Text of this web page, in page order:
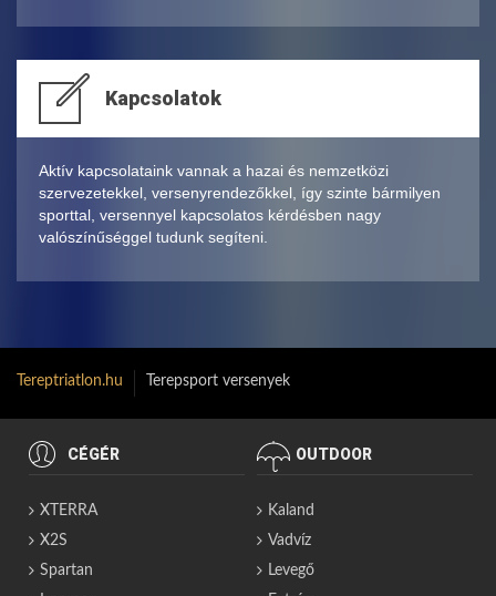
Kapcsolatok
Aktív kapcsolataink vannak a hazai és nemzetközi
szervezetekkel, versenyrendezőkkel, így szinte bármilyen
sporttal, versennyel kapcsolatos kérdésben nagy
valószínűséggel tudunk segíteni.
Tereptriatlon.hu Terepsport versenyek
CÉGÉR
XTERRA
X2S
Spartan
OUTDOOR
Kaland
Vadvíz
Levegő